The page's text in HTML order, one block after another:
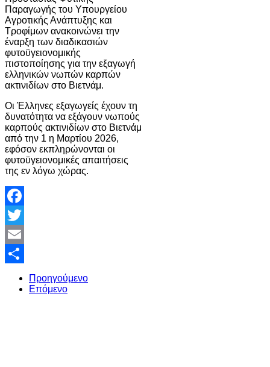
Παραγωγής του Υπουργείου
Αγροτικής Ανάπτυξης και
Τροφίμων ανακοινώνει την
έναρξη των διαδικασιών
φυτοϋγειονομικής
πιστοποίησης για την εξαγωγή
ελληνικών νωπών καρπών
ακτινιδίων στο Βιετνάμ.
Οι Έλληνες εξαγωγείς έχουν τη
δυνατότητα να εξάγουν νωπούς
καρπούς ακτινιδίων στο Βιετνάμ
από την 1 η Μαρτίου 2026,
εφόσον εκπληρώνονται οι
φυτοϋγειονομικές απαιτήσεις
της εν λόγω χώρας.
Facebook
Twitter
Email
Share
Προηγούμενο
Επόμενο